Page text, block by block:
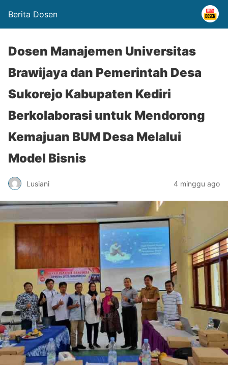
Berita Dosen
Dosen Manajemen Universitas
Brawijaya dan Pemerintah Desa
Sukorejo Kabupaten Kediri
Berkolaborasi untuk Mendorong
Kemajuan BUM Desa Melalui
Model Bisnis
Lusiani 4 minggu ago